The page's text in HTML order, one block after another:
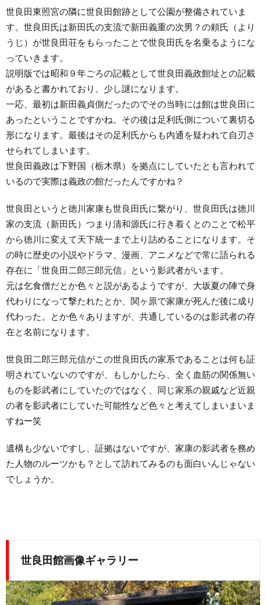
世良田東照宮の隣に世良田館跡として公園が整備されていま
す。世良田氏は新田氏の支流で新田義重の次男？の頼氏（より
うじ）が世良田荘をもらったことで世良田氏を名乗るようにな
っていきます。
説明版では昭和９年ごろの記載として世良田義政館址との記載
があると書かれており、少し謎になります。
一応、最初は新田義貞側だったのでその当時には館は世良田に
あったということですかね。その後は足利氏側について裏切る
形になります。最後はその足利氏からも内通を疑われて自刃さ
せられてしまいます。
世良田義政は下野国（栃木県）を拠点にしていたとも言われて
いるので実際は義政の館だったんですかね？
世良田というと徳川家康も世良田氏に繋がり、世良田氏は徳川
家の支流（新田氏）つまり清和源氏に行き着くとのことで松平
から徳川に変えて天下統一まで上り詰めることになります。そ
の時に歴史の小説やドラマ、漫画、アニメなどで常に語られる
存在に「世良田二郎三郎元信」という影武者がいます。
元は乞食僧だとか色々と説があるようですが、大坂夏の陣で身
代わりになって撃たれたとか、関ヶ原で家康が死んだ後に成り
代わった。とか色々ありますが、共通しているのは影武者の存
在と名前になります。
世良田二郎三郎元信がこの世良田氏の家系であることは何も証
明されていないのですが、もしかしたら、全く血筋の関係無い
ものを影武者にしていたのではなく、同じ家系の親戚など近親
の者を影武者にしていた可能性など色々と考えてしまいまいま
すねー笑
遺構も少ないですし、証拠はないですが、家康の影武者を務め
た人物のルーツかも？として訪れてみるのも面白いんじゃない
でしょうか。
世良田館画像ギャラリー